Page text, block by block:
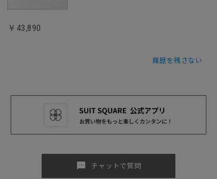
￥43,890
履歴を残さない
sms チャットで質問